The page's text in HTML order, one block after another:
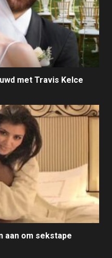
met Travis Kelce
aan om sekstape